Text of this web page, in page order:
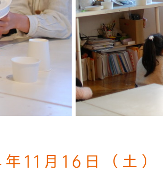
11月16日（土）